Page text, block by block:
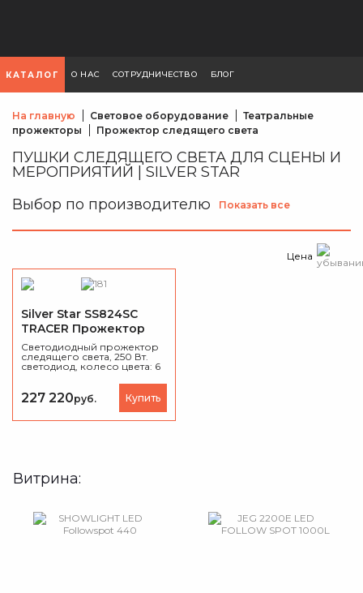
КАТАЛОГ О НАС СОТРУДНИЧЕСТВО БЛОГ
На главную Световое оборудование
Театральные
прожекторы
Прожектор следящего света
ПУШКИ СЛЕДЯЩЕГО СВЕТА ДЛЯ СЦЕНЫ И
МЕРОПРИЯТИЙ | SILVER STAR
Выбор по производителю
Показать все
Цена
Silver Star SS824SC
TRACER Прожектор
следящего света
Светодиодный прожектор
следящего света, 250 Вт.
светодиод, колесо цвета: 6
температура: 5600K, Зум:
10°- 20°, IP20.
227 220руб. Купить
Витрина: